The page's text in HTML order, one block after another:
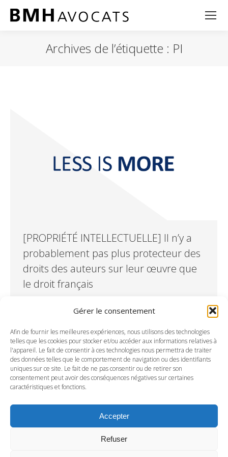
Gérer le consentement
Afin de fournir les meilleures expériences, nous utilisons des technologies
telles que les cookies pour stocker et/ou accéder aux informations relatives à
l'appareil. Le fait de consentir à ces technologies nous permettra de traiter
des données telles que le comportement de navigation ou des identifiants
uniques sur ce site. Le fait de ne pas consentir ou de retirer son
consentement peut avoir des conséquences négatives sur certaines
caractéristiques et fonctions.
Accepter
Refuser
Archives de l’étiquette : PI
[PROPRIÉTÉ INTELLECTUELLE] Il n’y a
probablement pas plus protecteur des
droits des auteurs sur leur œuvre que
le droit français
également un casse-tête pour les entreprises
au quotidien, et il est impératif d’être vigilant lors
de l’acquisition ou de la cession de droits sur
une œuvre, que cela soit auprès d’un tiers que
pour les créations ou inventions d’un salarié. De